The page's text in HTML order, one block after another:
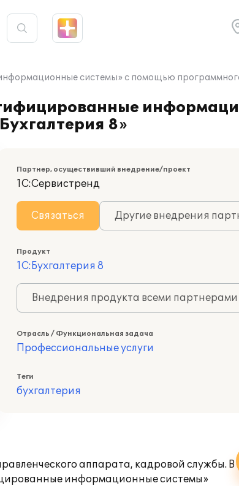
системы» с помощью
8»
Партнер, осуществивший внедрение/проект
1С:Сервистренд
Связаться Другие внедрения
Продукт
1С:Бухгалтерия 8
Внедрения продукта всеми
Отрасль / Функциональная задача
Профессиональные услуги
Теги
бухгалтерия
аппарата, кадровой службы. В
информационные системы»